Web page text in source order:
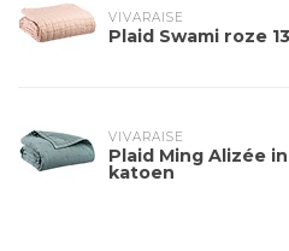
VIVARAISE
Plaid Swami roze
VIVARAISE
Plaid Ming Alizée
katoen